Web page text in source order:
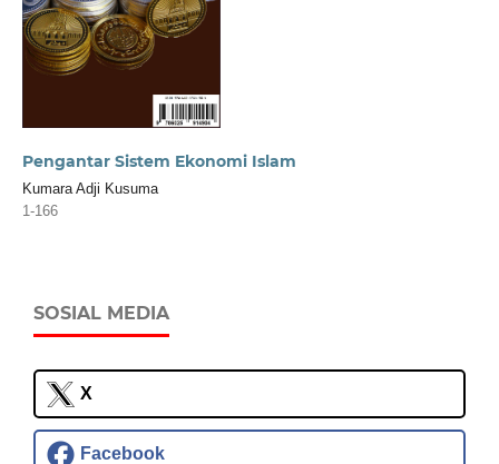
Pengantar Sistem Ekonomi Islam
Kumara Adji Kusuma
1-166
SOSIAL MEDIA
X
Facebook